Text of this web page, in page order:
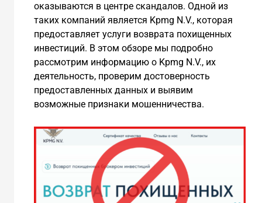
оказываются в центре скандалов. Одной из
таких компаний является Kpmg N.V., которая
предоставляет услуги возврата похищенных
инвестиций. В этом обзоре мы подробно
рассмотрим информацию о Kpmg N.V., их
деятельность, проверим достоверность
предоставленных данных и выявим
возможные признаки мошенничества.